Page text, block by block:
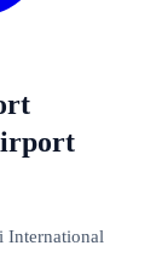
International